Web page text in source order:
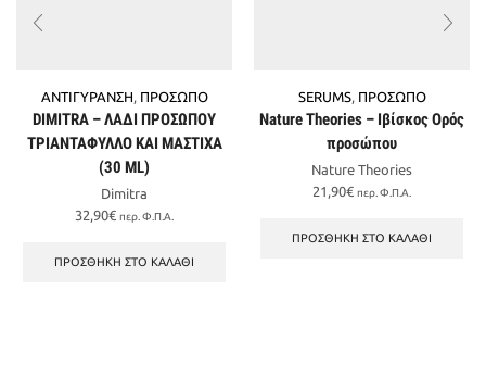
ΑΝΤΙΓΥΡΑΝΣΗ, ΠΡΟΣΩΠΟ
DIMITRA – ΛΑΔΙ ΠΡΟΣΩΠΟΥ
ΤΡΙΑΝΤΑΦΥΛΛΟ ΚΑΙ ΜΑΣΤΙΧΑ
(30 ML)
Dimitra
32,90€ περ. Φ.Π.Α.
ΠΡΟΣΘΉΚΗ ΣΤΟ ΚΑΛΆΘΙ
SERUMS, ΠΡΟΣΩΠΟ
Nature Theories – Ιβίσκος Ορός
προσώπου
Nature Theories
21,90€ περ. Φ.Π.Α.
ΠΡΟΣΘΉΚΗ ΣΤΟ ΚΑΛΆΘΙ